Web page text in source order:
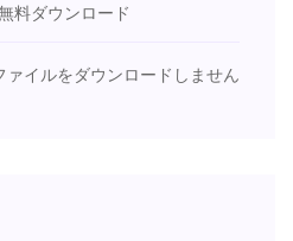
料ダウンロード
ァイルをダウンロードしません